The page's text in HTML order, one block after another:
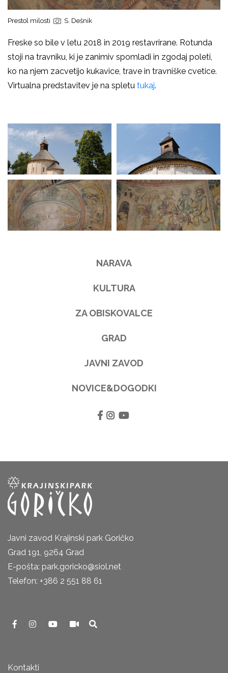
Prestol milosti S. Dešnik
Freske so bile v letu 2018 in 2019 restavrirane. Rotunda
stoji na travniku, ki je zanimiv spomladi in zgodaj poleti,
ko na njem zacvetijo kukavice, trave in travniške cvetice.
Virtualna predstavitev je na spletu tukaj.
NARAVA
KULTURA
ZA OBISKOVALCE
GRAD
JAVNI ZAVOD
NOVICE&DOGODKI
Javni zavod Krajinski park Goričko
Grad 191, 9264 Grad
E-pošta: park.goricko@siol.net
Telefon: +386 2 551 88 61
Kontakti